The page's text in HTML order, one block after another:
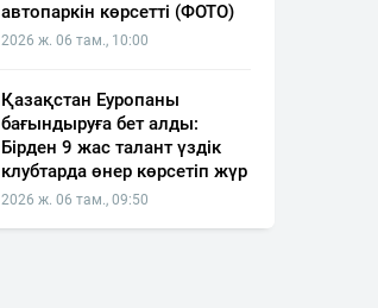
автопаркін көрсетті (ФОТО)
2026 ж. 06 там., 10:00
Қазақстан Еуропаны
бағындыруға бет алды:
Бірден 9 жас талант үздік
клубтарда өнер көрсетіп жүр
2026 ж. 06 там., 09:50